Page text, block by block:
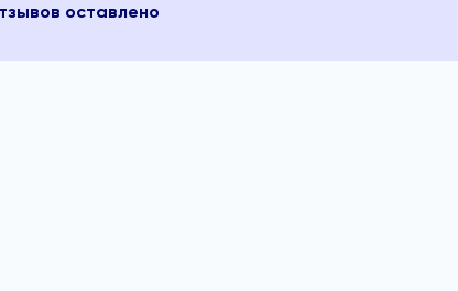
оставлено